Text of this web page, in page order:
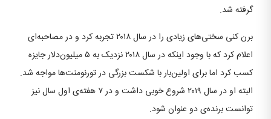
گرفته شد.
برن کنی سختی‌های زیادی را در سال ۲۰۱۸ تجربه کرد و در مصاحبه‌ای
اعلام کرد که با وجود اینکه در سال ۲۰۱۸ نزدیک به ۵ میلیون‌دلار جایزه
کسب کرد اما برای اولین‌بار با شکست بزرگی در تورنومنت‌ها مواجه شد.
البته او در سال ۲۰۱۹ شروع خوبی داشت و در ۷ هفته‌ی اول سال نیز
توانست برنده‌ی دو عنوان شود.